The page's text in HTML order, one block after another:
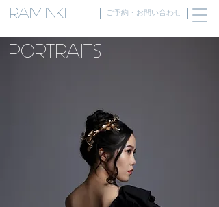
RAMINKI ご予約・お問い合わせ
PORTRAITS